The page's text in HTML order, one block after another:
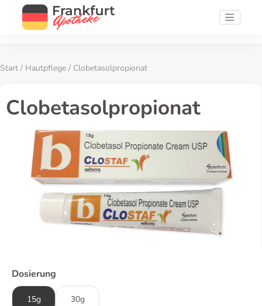
Start / Hautpflege / Clobetasolpropionat
Clobetasolpropionat
Dosierung
15g 30g